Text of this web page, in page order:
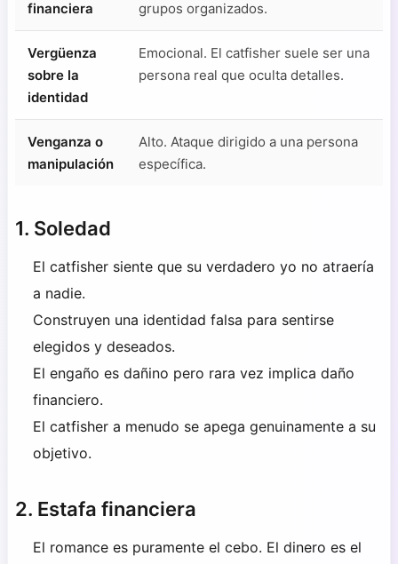
financiera grupos organizados.
Vergüenza
sobre la
identidad
Emocional. El catfisher suele ser una
persona real que oculta detalles.
Venganza o
manipulación
Alto. Ataque dirigido a una persona
específica.
1. Soledad
El catfisher siente que su verdadero yo no atraería
a nadie.
Construyen una identidad falsa para sentirse
elegidos y deseados.
El engaño es dañino pero rara vez implica daño
financiero.
El catfisher a menudo se apega genuinamente a su
objetivo.
2. Estafa financiera
El romance es puramente el cebo. El dinero es el